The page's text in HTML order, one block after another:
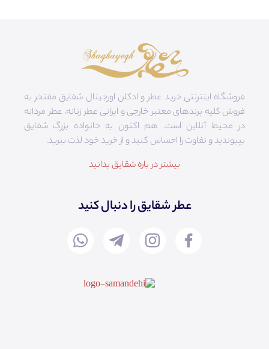
فروشگاه اینترنتی خرید عطر و ادکلن اورجینال شقایق مفتخر به
فروش کلیه برندهای معتبر خارجی و ایرانی عطر زنانه، عطر مردانه
در محیط آنلاین است. هم‌ اکنون به خانواده بزرگ شقایق
بپیوندید و تفاوت را احساس کنید و از خرید خود لذت ببرید.
بیشتر در باره شقایق بدانید
عطر شقایق را دنبال کنید